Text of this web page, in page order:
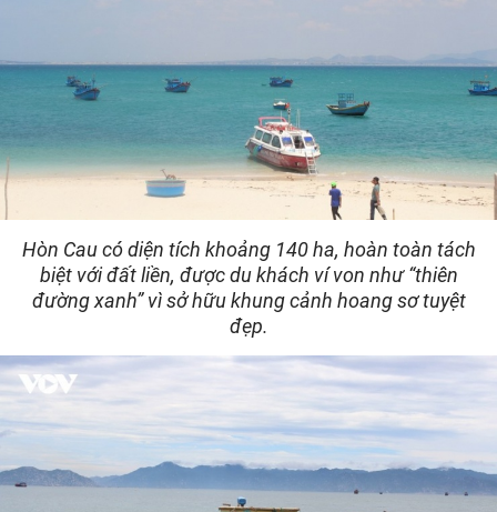
Hòn Cau có diện tích khoảng 140 ha, hoàn toàn tách
biệt với đất liền, được du khách ví von như “thiên
đường xanh” vì sở hữu khung cảnh hoang sơ tuyệt
đẹp.